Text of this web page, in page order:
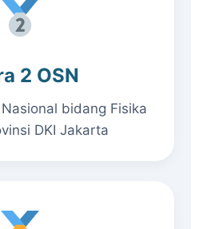
2 OSN
bidang Fisika
DKI Jakarta